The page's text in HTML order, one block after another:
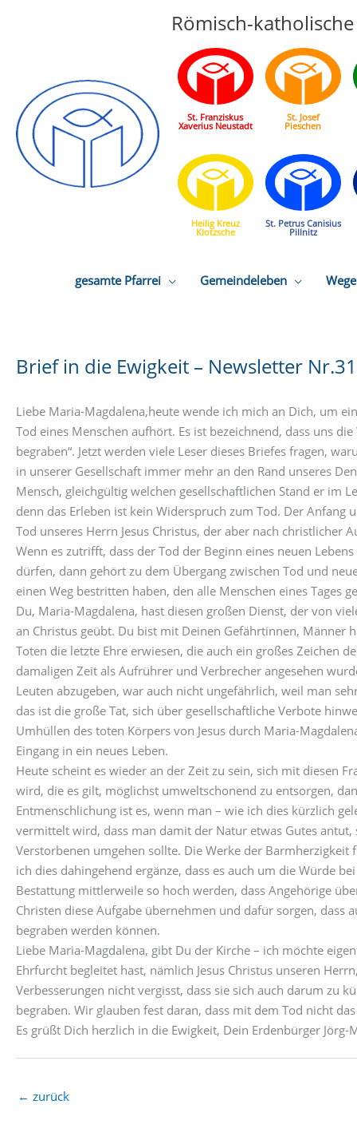
Römisch-
St. Franziskus
Xaverius Neustadt
St. Josef
Pieschen
Heilig Kreuz
Klotzsche
St. Petrus Canisius
Pillnitz
gesamte Pfarrei Gemeindeleben
Brief in die Ewigkeit – Newsletter Nr.31
Liebe Maria-Magdalena,heute wende ich mich an Dich, um
Tod eines Menschen aufhört. Es ist bezeichnend, dass uns
begraben“. Jetzt werden viele Leser dieses Briefes fragen,
in unserer Gesellschaft immer mehr an den Rand unseres
Mensch, gleichgültig welchen gesellschaftlichen Stand er im
denn das Erleben ist kein Widerspruch zum Tod. Der
Tod unseres Herrn Jesus Christus, der aber nach
Wenn es zutrifft, dass der Tod der Beginn eines neuen
dürfen, dann gehört zu dem Übergang zwischen Tod und
einen Weg bestritten haben, den alle Menschen eines Tages
Du, Maria-Magdalena, hast diesen großen Dienst, der von
an Christus geübt. Du bist mit Deinen Gefährtinnen, Männer
Toten die letzte Ehre erwiesen, die auch ein großes Zeichen
damaligen Zeit als Aufrührer und Verbrecher angesehen
Leuten abzugeben, war auch nicht ungefährlich, weil man
das ist die große Tat, sich über gesellschaftliche Verbote
Umhüllen des toten Körpers von Jesus durch Maria-
Eingang in ein neues Leben.
Heute scheint es wieder an der Zeit zu sein, sich mit diesen
wird, die es gilt, möglichst umweltschonend zu entsorgen,
Entmenschlichung ist es, wenn man – wie ich dies kürzlich
vermittelt wird, dass man damit der Natur etwas Gutes
Verstorbenen umgehen sollte. Die Werke der
ich dies dahingehend ergänze, dass es auch um die Würde
Bestattung mittlerweile so hoch werden, dass Angehörige
Christen diese Aufgabe übernehmen und dafür sorgen,
begraben werden können.
Liebe Maria-Magdalena, gibt Du der Kirche – ich möchte
Ehrfurcht begleitet hast, nämlich Jesus Christus unseren
Verbesserungen nicht vergisst, dass sie sich auch darum zu
begraben. Wir glauben fest daran, dass mit dem Tod nicht
Es grüßt Dich herzlich in die Ewigkeit, Dein Erdenbürger Jörg-
← zurück